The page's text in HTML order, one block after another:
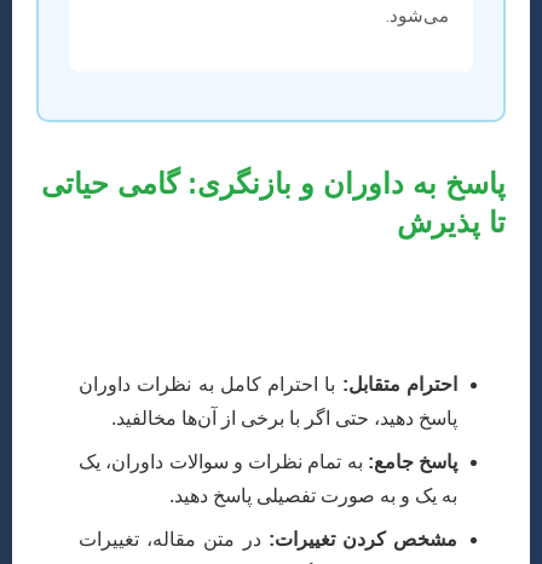
می‌شود.
پاسخ به داوران و بازنگری: گامی حیاتی
تا پذیرش
احترام متقابل: با احترام کامل به نظرات داوران
پاسخ دهید، حتی اگر با برخی از آن‌ها مخالفید.
پاسخ جامع: به تمام نظرات و سوالات داوران، یک
به یک و به صورت تفصیلی پاسخ دهید.
مشخص کردن تغییرات: در متن مقاله، تغییرات